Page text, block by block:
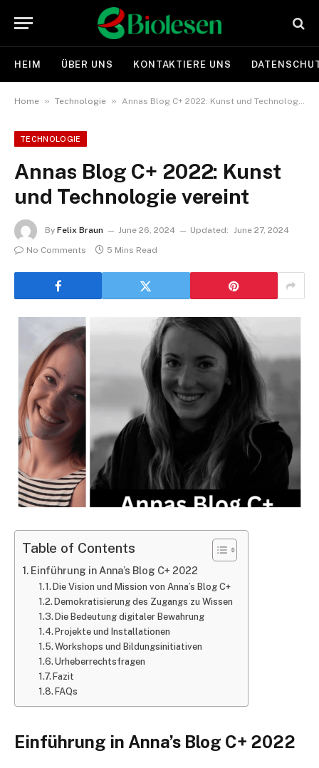
HEIM ÜBER UNS KONTAKTIERE UNS
Home » Technologie » Annas Blog C+ 2022: Kunst und Technologie vereint
TECHNOLOGIE
Annas Blog C+ 2022: Kunst
und Technologie vereint
By Felix Braun June 26, 2024 Updated: June 27, 2024
No Comments
5 Mins Read
Table of Contents
Einführung in Anna’s Blog C+ 2022
Die Vision und Mission von Anna’s Blog C+
Demokratisierung des Zugangs zu Wissen
Die Bedeutung digitaler Bewahrung
Projekte und Installationen
Workshops und Bildungsinitiativen
Urheberrechtsfragen
Fazit
FAQs
Einführung in Anna’s Blog C+ 2022